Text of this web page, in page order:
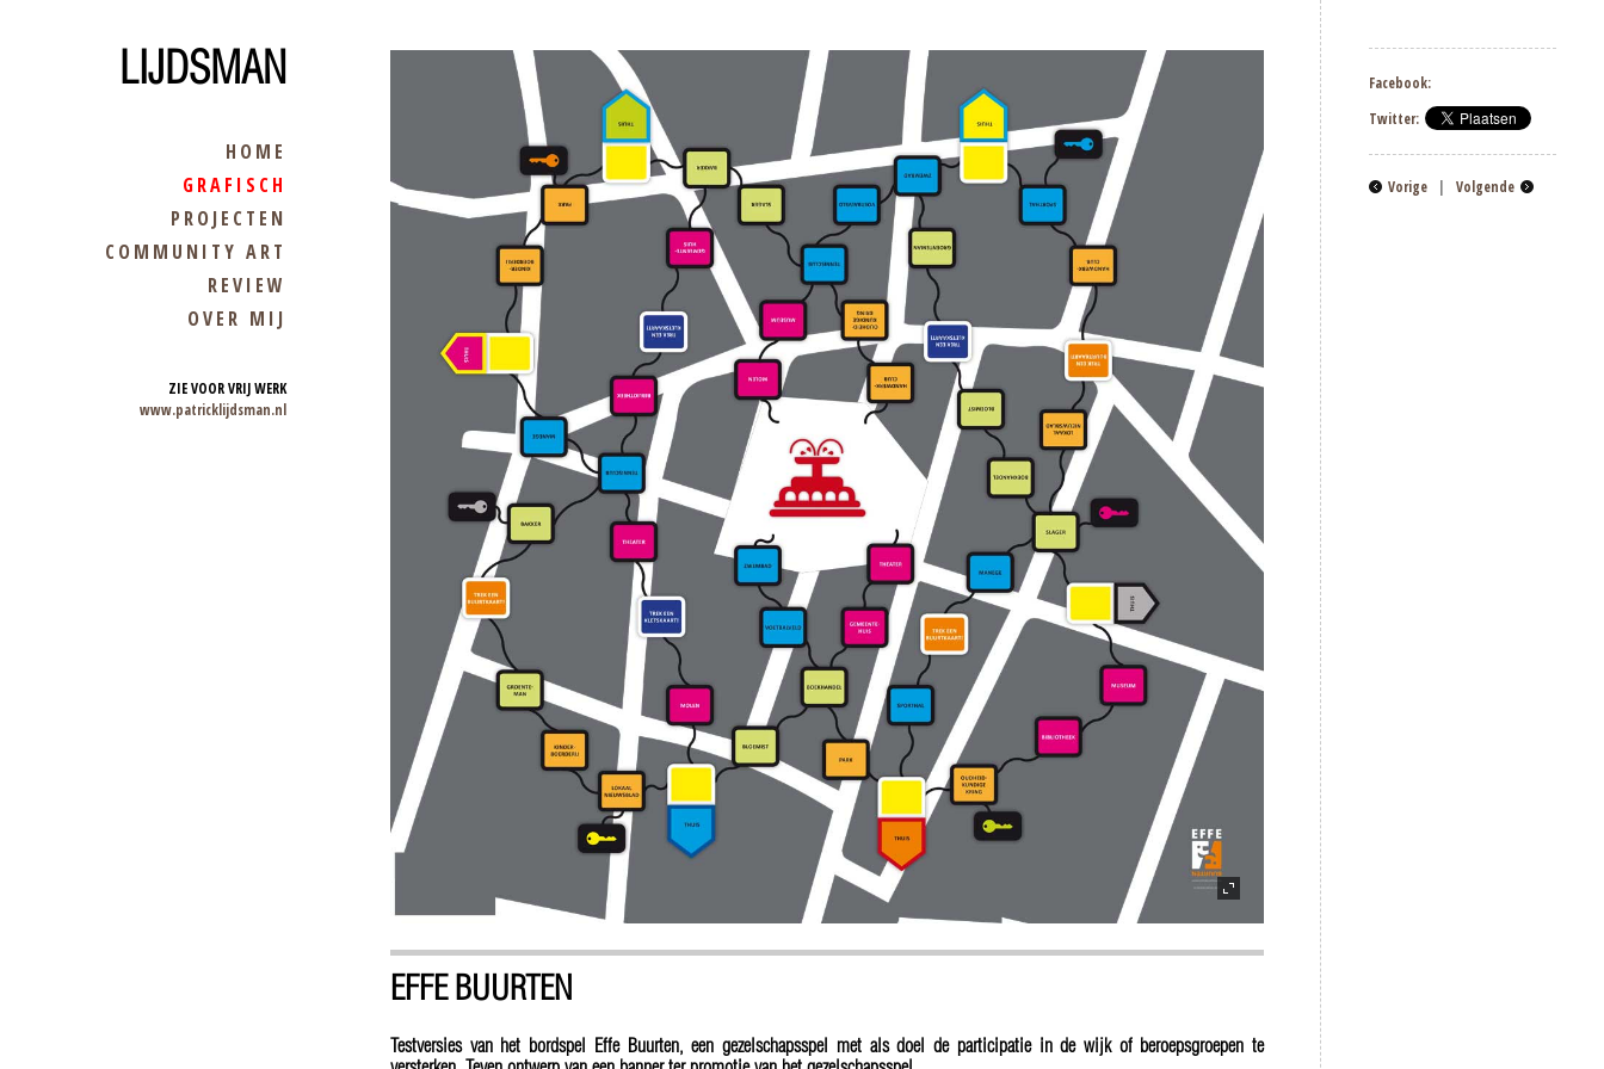
LIJDSMAN
HOME
GRAFISCH
PROJECTEN
COMMUNITY ART
REVIEW
OVER MIJ
ZIE VOOR VRIJ WERK
www.patricklijdsman.nl
EFFE BUURTEN
Testversies van het bordspel Effe Buurten, een gezelschapsspel met als doel de participatie in de wijk of beroepsgroepen te
Facebook:
Twitter:
Vorige | Volgende